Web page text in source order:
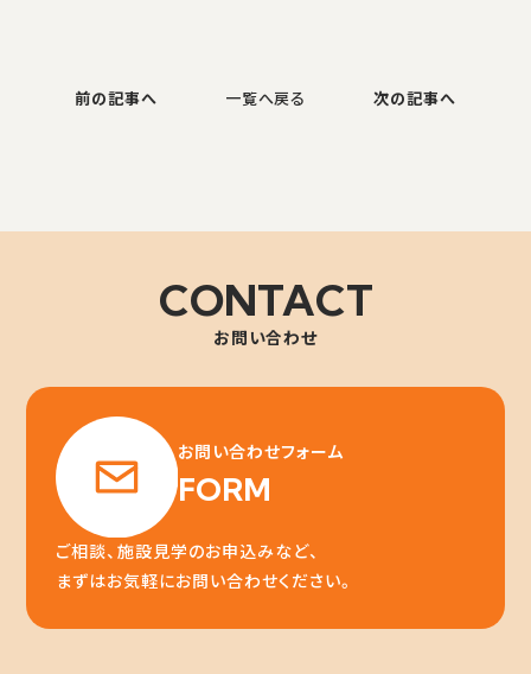
前の記事へ 一覧へ戻る 次の記事へ
CONTACT
お問い合わせ
お問い合わせフォーム
FORM
ご相談、施設見学のお申込みなど、
まずはお気軽にお問い合わせください。